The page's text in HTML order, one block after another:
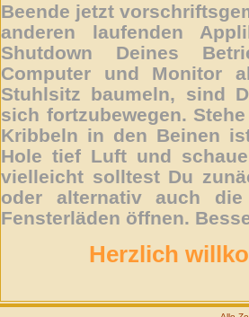
Beende jetzt
anderen laufenden
Shutdown Deines
Computer und Monitor
Stuhlsitz baumeln, sind
sich fortzubewegen.
Kribbeln in den Beinen
Hole tief Luft und
vielleicht solltest Du
oder alternativ auch
Fensterläden öffnen.
Herzlich